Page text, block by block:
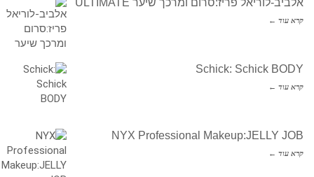
אלביב-לוריאל פריז:סרום ומרכך שיער ULTIMATE
קרא עוד ←
Schick: Schick BODY
קרא עוד ←
NYX Professional Makeup:JELLY JOB
קרא עוד ←